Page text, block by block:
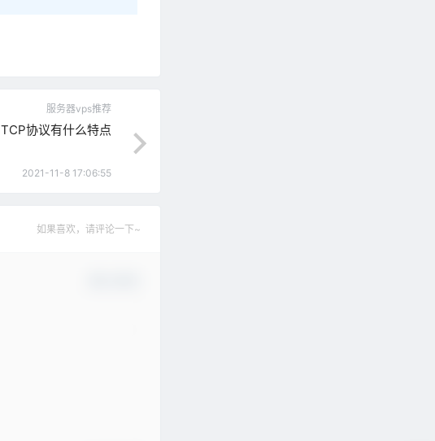
服务器vps推荐
TCP协议有什么特点
2021-11-8 17:06:55
如果喜欢，请评论一下~